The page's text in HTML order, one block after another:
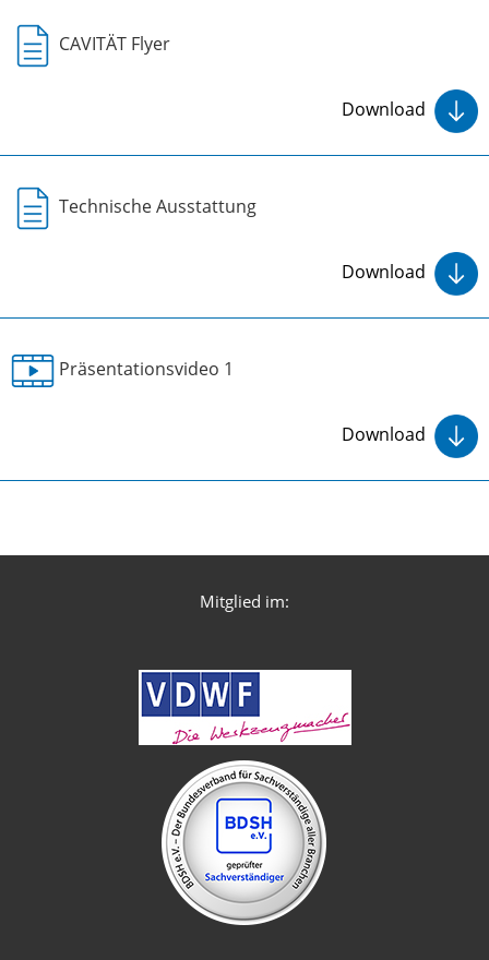
CAVITÄT Flyer
Download
Technische Ausstattung
Download
Präsentationsvideo 1
Download
Mitglied im: